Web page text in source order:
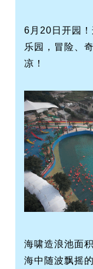
6月20日开园
乐园，冒险、
凉！
海啸造浪池面
海中随波飘摇的